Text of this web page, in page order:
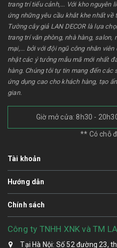
trang trí tiểu cảnh,... Với kho nguyên
ứng những yêu cầu khắt khe nhất
Tường cây giả LAN DECOR là lựa
trang trí văn phòng, nhà hàng,
mại,... bởi với đội ngũ công nhân
nhật các ý tưởng mẫu mã mới nhất
hàng. Chúng tôi tự tin mang đến các
ứng dụng cao cho khách hàng, tạo
gian.
Giờ mở cửa: 8h30 -
** Có chỗ
Tài khoản
Hướng dẫn
Chính sách
Công ty TNHH XNK và TM
Tại Hà Nội: Số 52 đường 23,